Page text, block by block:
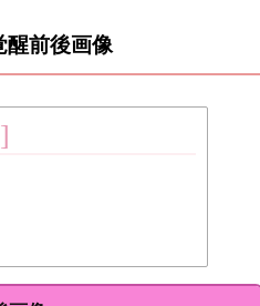
醒前後画像
]